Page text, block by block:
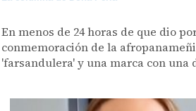
En menos de 24 horas de que dio
conmemoración de la
'farsandulera' y una marca con una